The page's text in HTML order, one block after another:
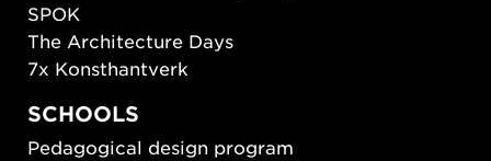
SPOK
The Architecture Days
7x Konsthantverk
SCHOOLS
Pedagogical design program